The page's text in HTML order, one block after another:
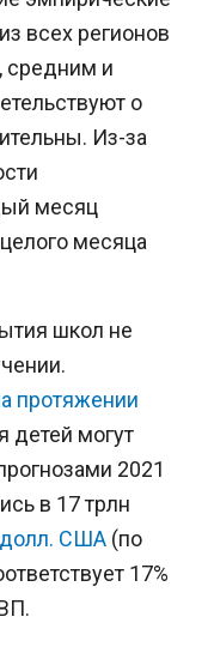
всех регионов
средним и
о
Из-за
месяц
месяца
школ не
протяжении
детей могут
2021
в 17 трлн
долл. США (по
17%